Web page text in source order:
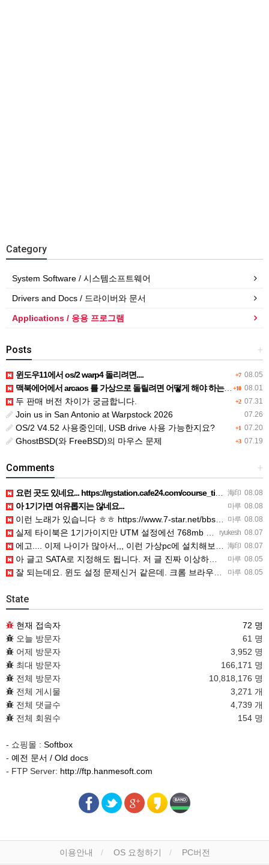
Category
System Software / 시스템소프트웨어
Drivers and Docs / 드라이버와 문서
Applications / 응용 프로그램
+
Posts
+7 08.05
윈도우11에서 os/2 warp4 돌리려면....
+10 08.01
맥북에어에서 arcaos 를 가상으로 돌릴려면 어떻게 해야 하는 지요?
+2 07.31
두 판매 버전 차이가 궁금합니다.
07.26
Join us in San Antonio at Warpstock 2026
+1 07.20
OS/2 V4.52 사용중인데, USB drive 사용 가능한지요?
+3 07.19
GhostBSD(와 FreeBSD)의 마우스 문제
+
Comments
海印 08.08
요런 곳도 있네요... https://rgstation.cafe24.com/course_tip/306500
마루 08.08
아 1기가면 여유롭지는 않네요...
마루 08.08
이런 노래가 있습니다 ㅎㅎ https://www.7-star.net/bbs/board.php?bo_table…
ryukesh 08.07
실제 타이북은 1기가이지만 UTM 설정에선 768mb 입니다. 1기가나 그 보다 넘게 설정하면 UTM 에뮬레…
海印 08.07
에고.... 이제 나이가 많아서,,, 이런 가상pc에 설치해보는 것도 귀찮군요.. ㅎㅎ 날씨도 덥고.....…
마루 08.05
아 글고 SATA로 지정해도 됩니다. 저 글 진짜 이상하네요. 옛날꺼 퍼와서 그런거 같은데요.
마루 08.05
잘 되는데요. 윈도 설정 문제신거 같은데. 크롬 브라우저나 파폭으로 해 보세요
State
현재 접속자
72 명
오늘 방문자
61 명
어제 방문자
3,952 명
최대 방문자
166,171 명
전체 방문자
10,818,176 명
전체 게시물
3,271 개
전체 댓글수
4,739 개
전체 회원수
154 명
- 쇼핑몰 : Softbox
- 예전 문서 / Old docs
- FTP Server: http://ftp.hanmesoft.com
이용안내 OS 요청하기 PC버전